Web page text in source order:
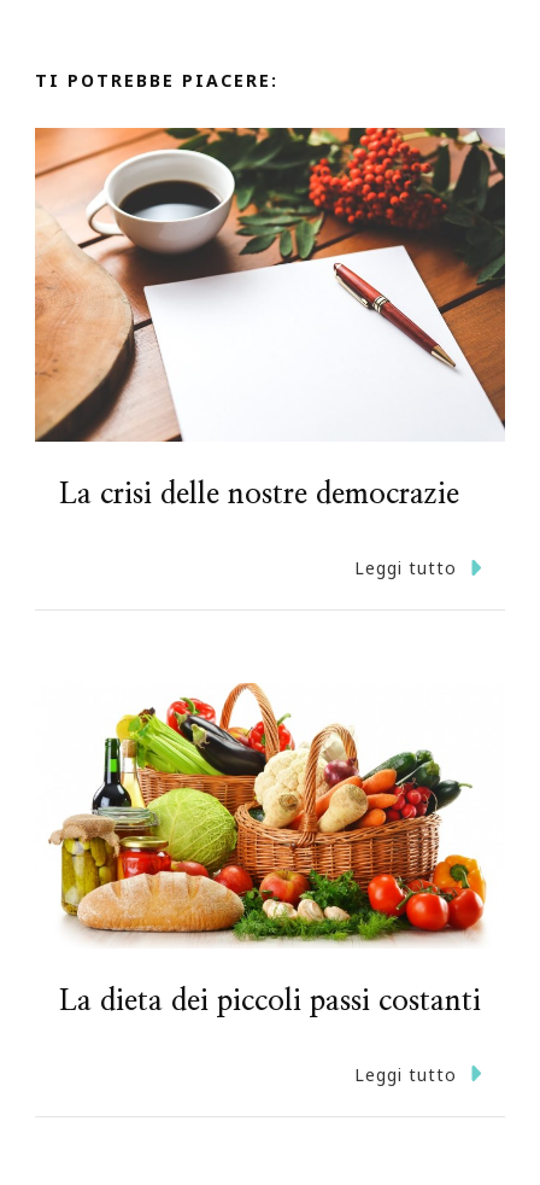
TI POTREBBE PIACERE:
La crisi delle nostre democrazie
Leggi tutto
La dieta dei piccoli passi costanti
Leggi tutto